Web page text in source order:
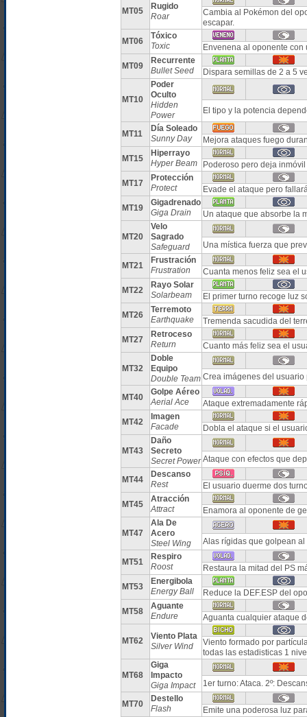
MT05
Rugido
Roar
Cambia al Pokémon del
escapar.
MT06
Tóxico
Toxic
Envenena al oponente con
MT09
Recurrente
Bullet Seed
Dispara semillas de 2 a 5
MT10
Poder
Oculto
Hidden
Power
El tipo y la potencia
MT11
Día Soleado
Sunny Day
Mejora ataques fuego
MT15
Hiperrayo
Hyper Beam
Poderoso pero deja
MT17
Protección
Protect
Evade el ataque pero
MT19
Gigadrenado
Giga Drain
Un ataque que absorbe la
MT20
Velo
Sagrado
Safeguard
Una mística fuerza que
MT21
Frustración
Frustration
Cuanta menos feliz sea el
MT22
Rayo Solar
Solarbeam
El primer turno recoge luz
MT26
Terremoto
Earthquake
Tremenda sacudida del
MT27
Retroceso
Return
Cuanto más feliz sea el
MT32
Doble
Equipo
Double Team Crea imágenes del usuario
MT40
Golpe Aéreo
Aerial Ace
Ataque extremadamente
MT42
Imagen
Facade
Dobla el ataque si el
MT43
Daño
Secreto
Secret Power Ataque con efectos que
MT44
Descanso
Rest
El usuario duerme dos
MT45
Atracción
Attract
Enamora al oponente de
MT47
Ala De
Acero
Steel Wing
Alas rígidas que golpean
MT51
Respiro
Roost
Restaura la mitad del PS
MT53
Energibola
Energy Ball
Reduce la DEF.ESP del
MT58
Aguante
Endure
Aguanta cualquier ataque
MT62
Viento Plata
Silver Wind
Viento formado por
todas las estadisticas 1
MT68
Giga
Impacto
Giga Impact
1er turno: Ataca. 2º:
MT70
Destello
Flash
Emite una poderosa luz